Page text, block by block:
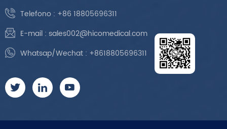
Telefono : +86 18805696311
E-mail : sales002@hicomedical.com
Whatsap/Wechat : +8618805696311